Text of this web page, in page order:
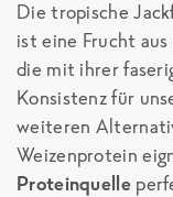
Die tropische
ist eine Frucht
die mit ihrer
Konsistenz für
weiteren
Weizenprotein
Proteinquelle